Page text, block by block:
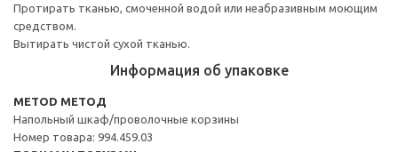
Протирать тканью, смоченной водой или неабразивным моющим
средством.
Вытирать чистой сухой тканью.
Информация об упаковке
METOD МЕТОД
Напольный шкаф/проволочные корзины
Номер товара: 994.459.03